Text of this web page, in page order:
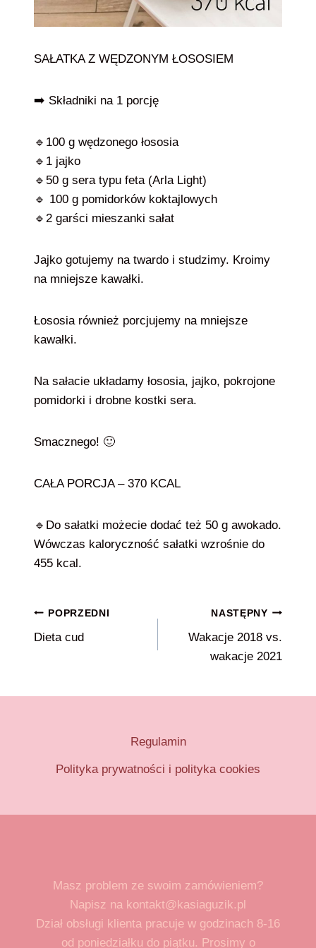
SAŁATKA Z WĘDZONYM ŁOSOSIEM
➡️ Składniki na 1 porcję
🔹100 g wędzonego łososia
🔹1 jajko
🔹50 g sera typu feta (Arla Light)
🔹 100 g pomidorków koktajlowych
🔹2 garści mieszanki sałat
Jajko gotujemy na twardo i studzimy. Kroimy
na mniejsze kawałki.
Łososia również porcjujemy na mniejsze
kawałki.
Na sałacie układamy łososia, jajko, pokrojone
pomidorki i drobne kostki sera.
Smacznego! 🙂
CAŁA PORCJA – 370 KCAL
🔹Do sałatki możecie dodać też 50 g awokado.
Wówczas kaloryczność sałatki wzrośnie do
455 kcal.
Nawigacja
wpisu
POPRZEDNI
Dieta cud
NASTĘPNY
Wakacje 2018 vs.
wakacje 2021
Regulamin
Polityka prywatności i polityka cookies
Masz problem ze swoim zamówieniem?
Napisz na kontakt@kasiaguzik.pl
Dział obsługi klienta pracuje w godzinach 8-16
od poniedziałku do piątku. Prosimy o